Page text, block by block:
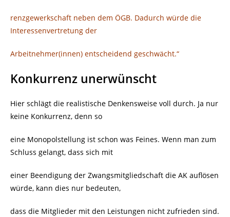
renzgewerkschaft neben dem ÖGB. Dadurch würde die
Interessenvertretung der
Arbeitnehmer(innen) entscheidend geschwächt.“
Konkurrenz unerwünscht
Hier schlägt die realistische Denkensweise voll durch. Ja nur
keine Konkurrenz, denn so
eine Monopolstellung ist schon was Feines. Wenn man zum
Schluss gelangt, dass sich mit
einer Beendigung der Zwangsmitgliedschaft die AK auflösen
würde, kann dies nur bedeuten,
dass die Mitglieder mit den Leistungen nicht zufrieden sind.